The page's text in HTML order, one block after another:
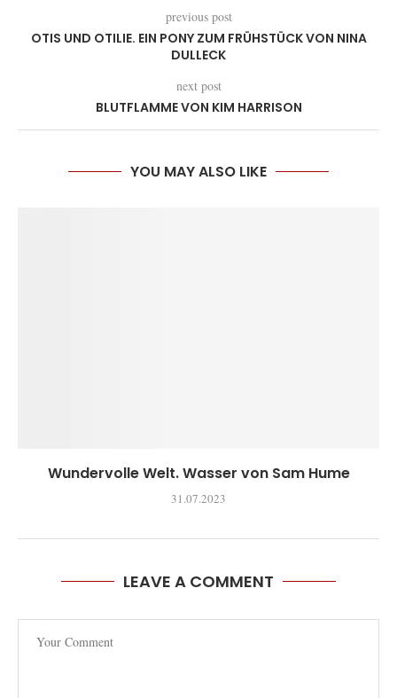
previous post
OTIS UND OTILIE. EIN PONY ZUM FRÜHSTÜCK VON NINA
DULLECK
next post
BLUTFLAMME VON KIM HARRISON
YOU MAY ALSO LIKE
Wundervolle Welt. Wasser von Sam Hume
31.07.2023
LEAVE A COMMENT